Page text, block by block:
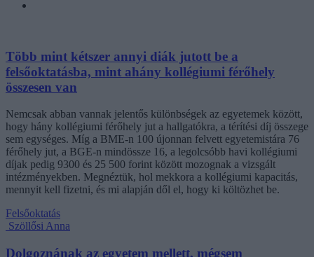
Több mint kétszer annyi diák jutott be a
felsőoktatásba, mint ahány kollégiumi férőhely
összesen van
Nemcsak abban vannak jelentős különbségek az egyetemek között,
hogy hány kollégiumi férőhely jut a hallgatókra, a térítési díj összege
sem egységes. Míg a BME-n 100 újonnan felvett egyetemistára 76
férőhely jut, a BGE-n mindössze 16, a legolcsóbb havi kollégiumi
díjak pedig 9300 és 25 500 forint között mozognak a vizsgált
intézményekben. Megnéztük, hol mekkora a kollégiumi kapacitás,
mennyit kell fizetni, és mi alapján dől el, hogy ki költözhet be.
Felsőoktatás
Szöllősi Anna
Dolgoznának az egyetem mellett, mégsem